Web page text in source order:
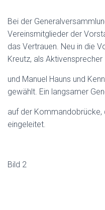
Bei der
Vereinsmitglieder der
das Vertrauen. Neu in die
Kreutz, als Aktivensprecher
und Manuel Hauns und
gewählt. Ein langsamer
auf der Kommandobrücke,
eingeleitet.
Bild 2